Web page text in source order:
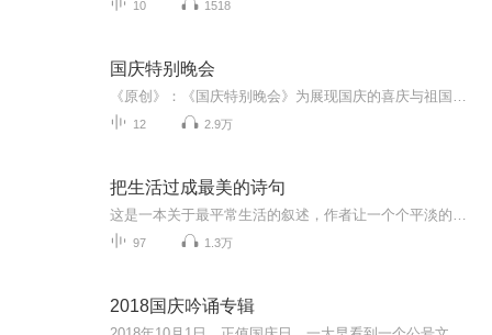
10 1518
国庆特别晚会
12 2.9万
把生活过成最美的诗句
97 1.3万
2018国庆吟诵专辑